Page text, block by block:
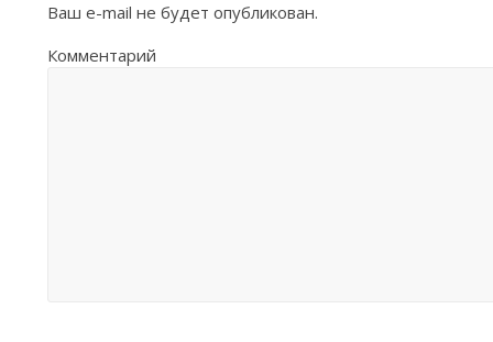
Ваш e-mail не будет опубликован.
Комментарий